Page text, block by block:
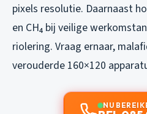
pixels resolutie. Daarnaast
en CH₄ bij veilige
riolering. Vraag ernaar,
verouderde 160×120
NU